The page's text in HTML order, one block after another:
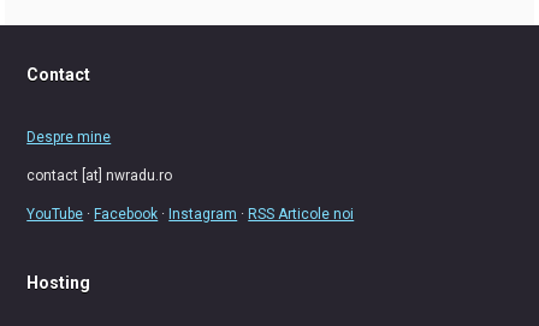
Contact
Despre mine
contact [at] nwradu.ro
YouTube ·Facebook ·Instagram ·RSS Articole noi
Hosting